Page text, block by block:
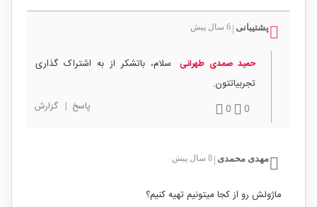
پشتیبانی | 6 سال پیش
حمید صمدی طهرانی
سلام، باتشکر از به اشتراک گذاری
تجربیاتتون.
0
0 پاسخ | گزارش
مهدی محمدی | 8 سال پیش
ماژولش رو از کجا میتونیم تهیه کنیم؟